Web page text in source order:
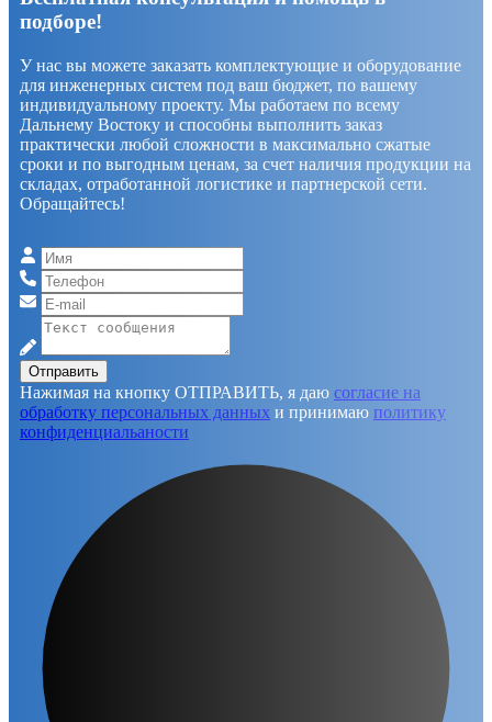
подборе!
У нас вы можете заказать комплектующие и оборудование
для инженерных систем под ваш бюджет, по вашему
индивидуальному проекту. Мы работаем по всему
Дальнему Востоку и способны выполнить заказ
практически любой сложности в максимально сжатые
сроки и по выгодным ценам, за счет наличия продукции на
складах, отработанной логистике и партнерской сети.
Обращайтесь!
Отправить
Нажимая на кнопку ОТПРАВИТЬ, я даю согласие на
обработку персональных данных и принимаю политику
конфиденциальаности